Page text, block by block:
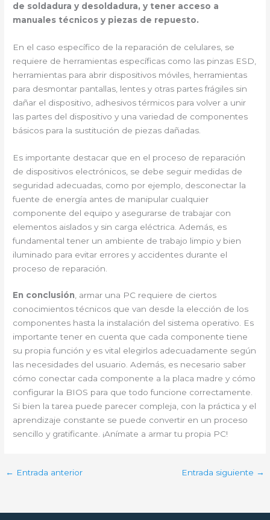
de soldadura y desoldadura, y tener acceso a
manuales técnicos y piezas de repuesto.
En el caso específico de la reparación de celulares, se
requiere de herramientas específicas como las pinzas ESD,
herramientas para abrir dispositivos móviles, herramientas
para desmontar pantallas, lentes y otras partes frágiles sin
dañar el dispositivo, adhesivos térmicos para volver a unir
las partes del dispositivo y una variedad de componentes
básicos para la sustitución de piezas dañadas.
Es importante destacar que en el proceso de reparación
de dispositivos electrónicos, se debe seguir medidas de
seguridad adecuadas, como por ejemplo, desconectar la
fuente de energía antes de manipular cualquier
componente del equipo y asegurarse de trabajar con
elementos aislados y sin carga eléctrica. Además, es
fundamental tener un ambiente de trabajo limpio y bien
iluminado para evitar errores y accidentes durante el
proceso de reparación.
En conclusión, armar una PC requiere de ciertos
conocimientos técnicos que van desde la elección de los
componentes hasta la instalación del sistema operativo. Es
importante tener en cuenta que cada componente tiene
su propia función y es vital elegirlos adecuadamente según
las necesidades del usuario. Además, es necesario saber
cómo conectar cada componente a la placa madre y cómo
configurar la BIOS para que todo funcione correctamente.
Si bien la tarea puede parecer compleja, con la práctica y el
aprendizaje constante se puede convertir en un proceso
sencillo y gratificante. ¡Anímate a armar tu propia PC!
← Entrada anterior Entrada siguiente →